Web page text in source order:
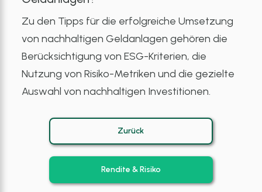
Zu den Tipps für die erfolgreiche Umsetzung
von nachhaltigen Geldanlagen gehören die
Berücksichtigung von ESG-Kriterien, die
Nutzung von Risiko-Metriken und die gezielte
Auswahl von nachhaltigen Investitionen.
Zurück
Rendite & Risiko